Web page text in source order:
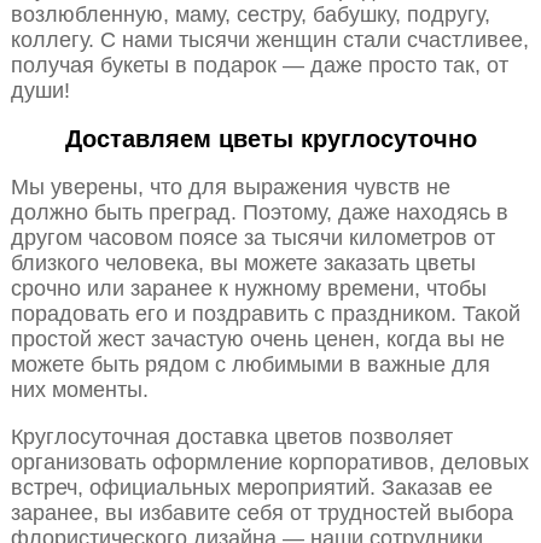
возлюбленную, маму, сестру, бабушку, подругу,
коллегу. С нами тысячи женщин стали счастливее,
получая букеты в подарок — даже просто так, от
души!
Доставляем цветы круглосуточно
Мы уверены, что для выражения чувств не
должно быть преград. Поэтому, даже находясь в
другом часовом поясе за тысячи километров от
близкого человека, вы можете заказать цветы
срочно или заранее к нужному времени, чтобы
порадовать его и поздравить с праздником. Такой
простой жест зачастую очень ценен, когда вы не
можете быть рядом с любимыми в важные для
них моменты.
Круглосуточная доставка цветов позволяет
организовать оформление корпоративов, деловых
встреч, официальных мероприятий. Заказав ее
заранее, вы избавите себя от трудностей выбора
флористического дизайна — наши сотрудники